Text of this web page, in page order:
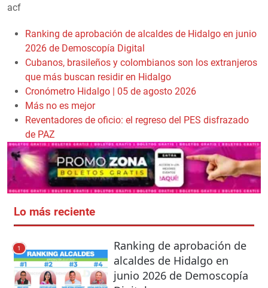
acf
Ranking de aprobación de alcaldes de Hidalgo en junio
2026 de Demoscopía Digital
Cubanos, brasileños y colombianos son los extranjeros
que más buscan residir en Hidalgo
Cronómetro Hidalgo | 05 de agosto 2026
Más no es mejor
Reventadores de oficio: el regreso del PES disfrazado
de PAZ
Lo más reciente
1
Ranking de aprobación de
alcaldes de Hidalgo en
junio 2026 de Demoscopía